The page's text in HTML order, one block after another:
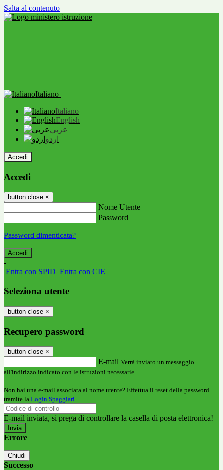
Salta al contenuto
Italiano
Italiano
English
عربى
اردو
Accedi
Accedi
button close ×
Nome Utente
Password
Password dimenticata?
-
Entra con SPID Entra con CIE
Seleziona utente
button close ×
Recupero password
button close ×
E-mail Verrà inviato un messaggio
all'indirizzo indicato con le istruzioni necessarie.
Non hai una e-mail associata al nome utente? Effettua il reset della password
tramite la Login Spaggiari
E-mail inviata, si prega di controllare la casella di posta elettronica!
Errore
Chiudi
Successo